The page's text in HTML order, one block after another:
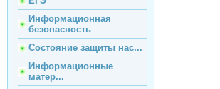
Информационная
безопасность
Состояние защиты нас...
Информационные
матер...